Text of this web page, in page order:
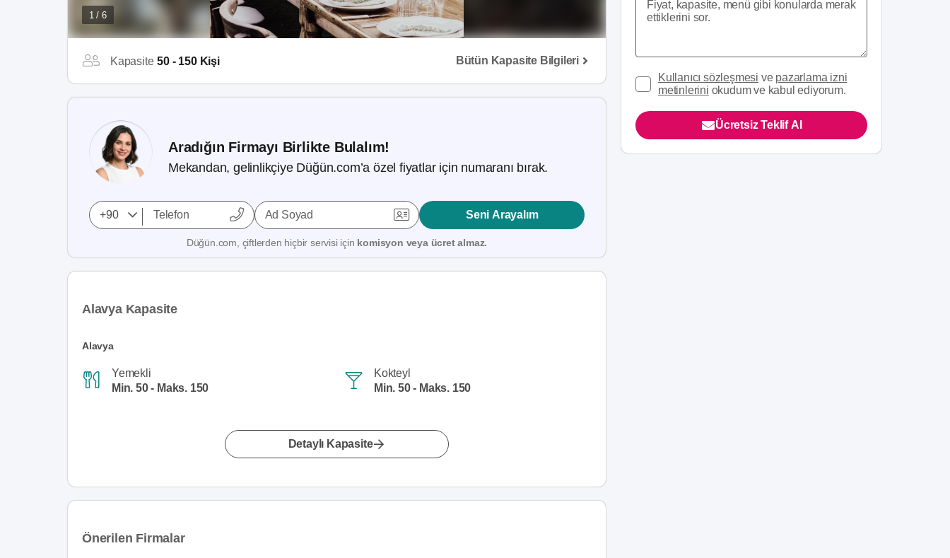
1 / 6
Kapasite 50 - 150 Kişi Bütün Kapasite Bilgileri
Aradığın Firmayı Birlikte Bulalım!
Mekandan, gelinlikçiye Düğün.com’a özel fiyatlar için numaranı bırak.
Ad Soyad Seni Arayalım
Düğün.com, çiftlerden hiçbir servisi için komisyon veya ücret almaz.
Alavya Kapasite
Alavya
Yemekli
Min. 50 - Maks. 150
Kokteyl
Min. 50 - Maks. 150
Detaylı Kapasite
Önerilen Firmalar
Kullanıcı sözleşmesi ve pazarlama izni
metinlerini okudum ve kabul ediyorum.
Ücretsiz Teklif Al